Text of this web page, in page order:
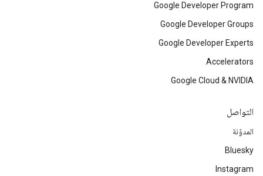
Google Developer Program
Google Developer Groups
Google Developer Experts
Accelerators
Google Cloud & NVIDIA
التواصل
المدوّنة
Bluesky
Instagram